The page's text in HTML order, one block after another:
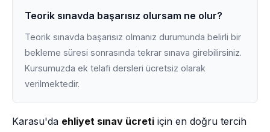
Teorik sınavda başarısız olursam ne olur?
Teorik sınavda başarısız olmanız durumunda belirli bir
bekleme süresi sonrasında tekrar sınava girebilirsiniz.
Kursumuzda ek telafi dersleri ücretsiz olarak
verilmektedir.
Karasu'da ehliyet sınav ücreti için en doğru tercih